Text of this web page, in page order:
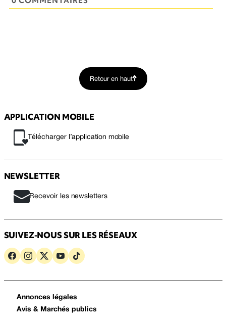
Retour en haut
APPLICATION MOBILE
Télécharger l’application mobile
NEWSLETTER
Recevoir les newsletters
SUIVEZ-NOUS SUR LES RÉSEAUX
Annonces légales
Avis & Marchés publics